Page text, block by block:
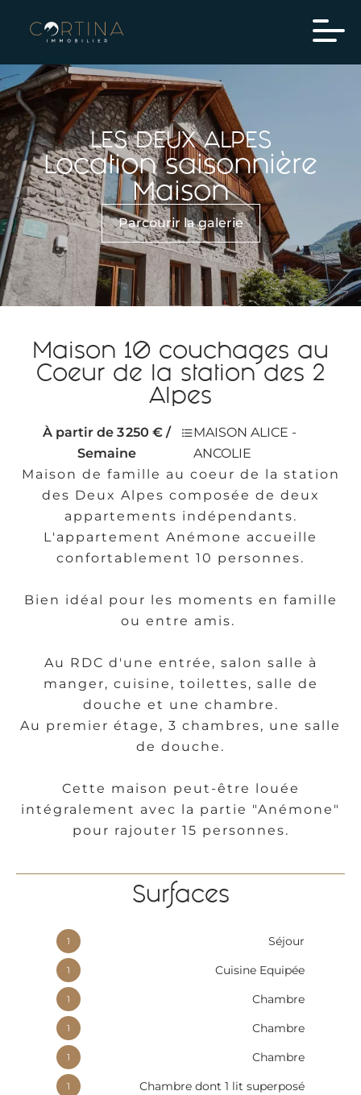
LES DEUX ALPES
Location saisonnière
Maison
Parcourir la galerie
Maison 10 couchages au
Coeur de la station des 2
Alpes
À partir de 3 250 € /
Semaine
MAISON ALICE -
ANCOLIE
Maison de famille au coeur de la station
des Deux Alpes composée de deux
appartements indépendants.
L'appartement Anémone accueille
confortablement 10 personnes.
Bien idéal pour les moments en famille
ou entre amis.
Au RDC d'une entrée, salon salle à
manger, cuisine, toilettes, salle de
douche et une chambre.
Au premier étage, 3 chambres, une salle
de douche.
Cette maison peut-être louée
intégralement avec la partie "Anémone"
pour rajouter 15 personnes.
Surfaces
1 Séjour
1 Cuisine Equipée
1 Chambre
1 Chambre
1 Chambre
1 Chambre dont 1 lit superposé